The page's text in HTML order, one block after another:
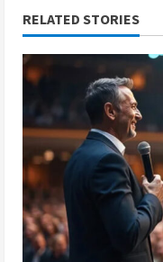
RELATED STORIES